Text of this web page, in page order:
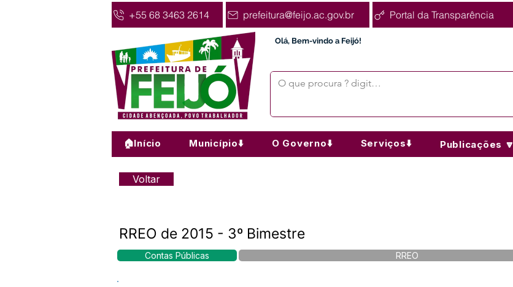
+55 68 3463 2614 prefeitura@feijo.ac.gov.br Portal da Transparência
Olá, Bem-vindo a Feijó!
🏠Início Município⬇️ O Governo⬇️ Serviços⬇️ Publicações 🔽
Voltar
RREO de 2015 - 3º Bimestre
Contas Públicas RREO